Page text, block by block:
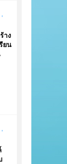
,
าง
ยน
,